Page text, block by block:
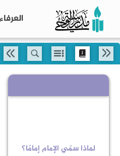
لماذا سمّي الإمام إمامًا؟